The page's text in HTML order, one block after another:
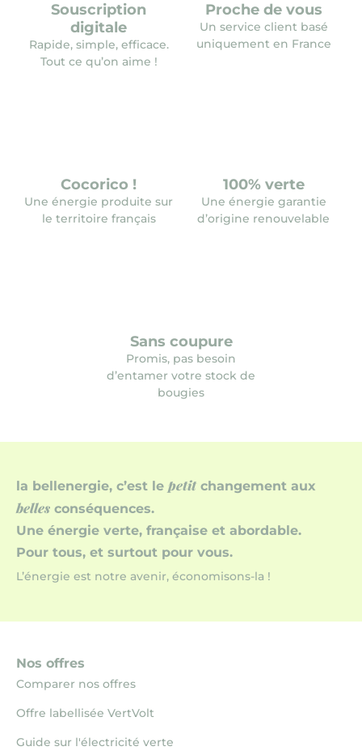
Souscription
digitale
Rapide, simple, efficace.
Tout ce qu’on aime !
Proche de vous
Un service client basé
uniquement en France
Cocorico !
Une énergie produite sur
le territoire français
100% verte
Une énergie garantie
d’origine renouvelable
Sans coupure
Promis, pas besoin
d’entamer votre stock de
bougies
la bellenergie, c’est le petit changement aux
belles conséquences.
Une énergie verte, française et abordable.
Pour tous, et surtout pour vous.
L’énergie est notre avenir, économisons-la !
Nos offres
Comparer nos offres
Offre labellisée VertVolt
Guide sur l'électricité verte